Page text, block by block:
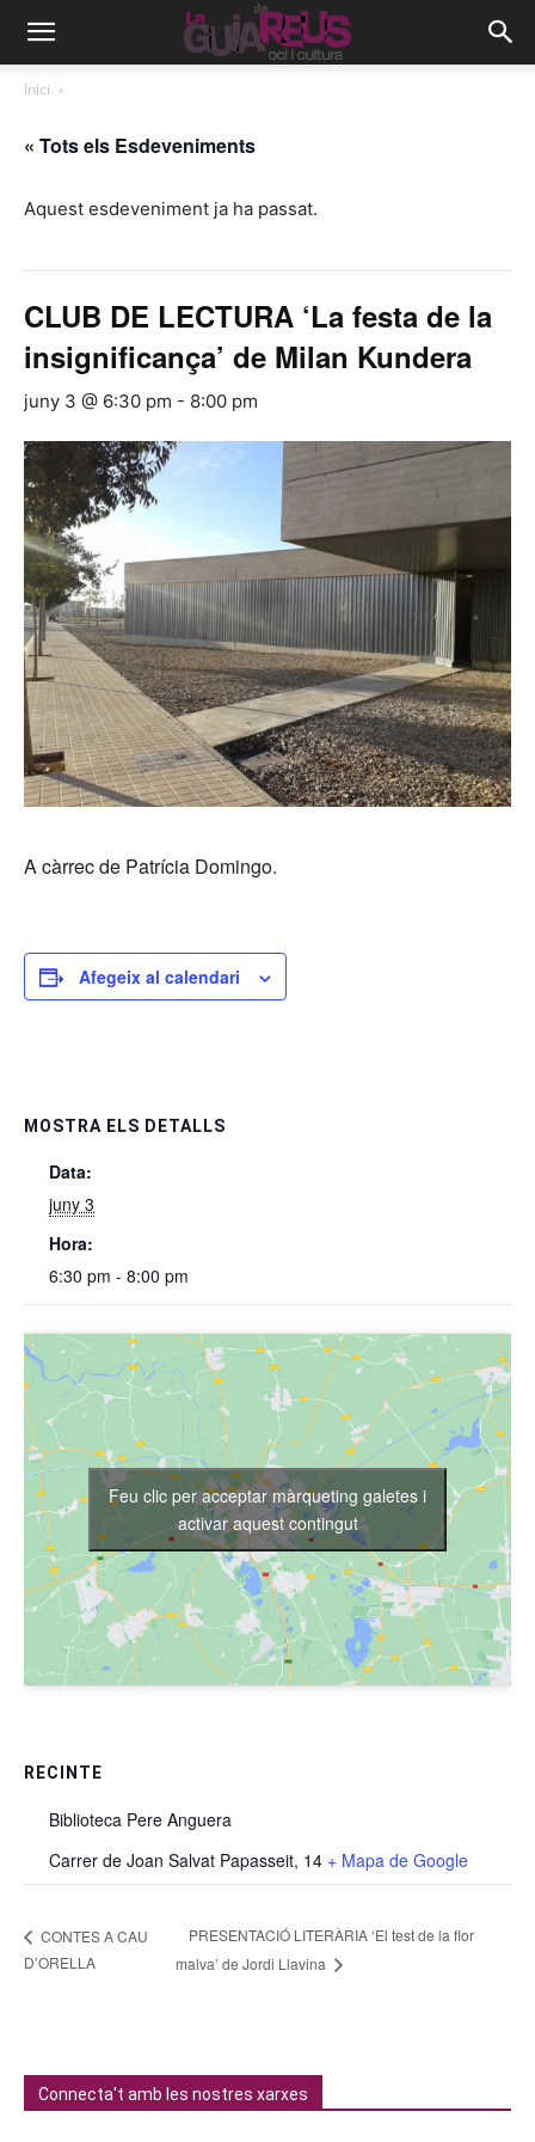
Inici
« Tots els Esdeveniments
Aquest esdeveniment ja ha passat.
CLUB DE LECTURA ‘La festa de la
insignificança’ de Milan Kundera
juny 3 @ 6:30 pm - 8:00 pm
A càrrec de Patrícia Domingo.
Afegeix al calendari
MOSTRA ELS DETALLS
Data:
juny 3
Hora:
6:30 pm - 8:00 pm
RECINTE
Biblioteca Pere Anguera
Carrer de Joan Salvat Papasseit, 14 + Mapa de Google
Feu clic per acceptar màrqueting galetes i
activar aquest contingut
CONTES A CAU
D’ORELLA
PRESENTACIÓ LITERÀRIA ‘El test de la flor
malva’ de Jordi Llavina
Connecta't amb les nostres xarxes